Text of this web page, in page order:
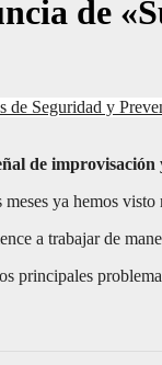
de
de Seguridad y
de
ya hemos
a trabajar de
principales